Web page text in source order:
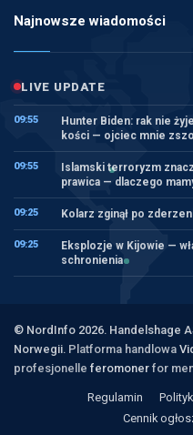
Najnowsze wiadomości
LIVE UPDATE
09:55
Hunter Biden: rak nie
kości — ojciec mnie
09:55
Islamski terroryzm
prawica — dlaczego
09:25 Kolarz zginął po
09:25
Eksplozje w Kijowie —
schronienia
© NordInfo 2026. Handelshage
Norwegii. Platforma handlowa
profesjonelle feromoner for
Regulamin
Cennik